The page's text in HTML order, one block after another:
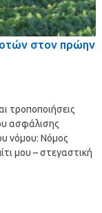
στον πρώην
τροποποιήσεις
ασφάλισης
νόμου: Νόμος
μου – στεγαστική